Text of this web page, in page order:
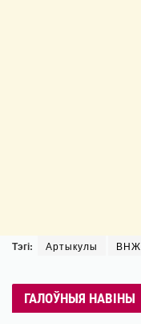
Тэгі: Артыкулы ВНЖ
ГАЛОЎНЫЯ НАВІНЫ